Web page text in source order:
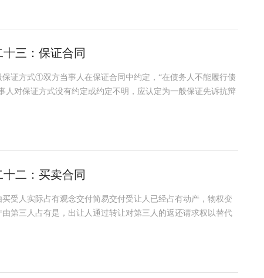
三：保证合同
证方式①双方当事人在保证合同中约定，“在债务人不能履行债
对保证方式没有约定或约定不明，应认定为一般保证先诉抗辩
二：买卖合同
受人实际占有观念交付简易交付受让人已经占有动产，物权变
第三人占有是，出让人通过转让对第三人的返还请求权以替代